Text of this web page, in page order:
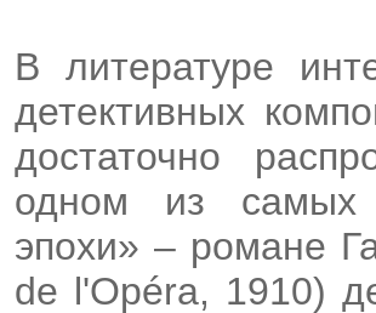
В литературе
детективных
достаточно
одном из самых
эпохи» – романе
de l'Opéra, 1910)